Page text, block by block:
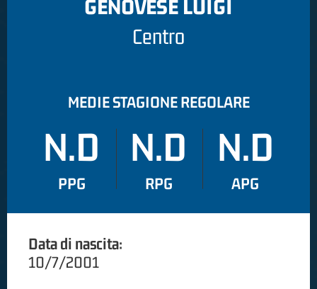
GENOVESE LUIGI
Centro
MEDIE STAGIONE REGOLARE
N.D
PPG
N.D
RPG
N.D
APG
Data di nascita:
10/7/2001